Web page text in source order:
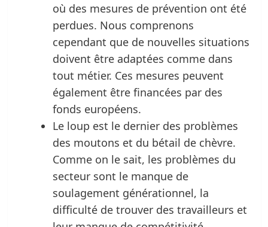
où des mesures de prévention ont été
perdues. Nous comprenons
cependant que de nouvelles situations
doivent être adaptées comme dans
tout métier. Ces mesures peuvent
également être financées par des
fonds européens.
Le loup est le dernier des problèmes
des moutons et du bétail de chèvre.
Comme on le sait, les problèmes du
secteur sont le manque de
soulagement générationnel, la
difficulté de trouver des travailleurs et